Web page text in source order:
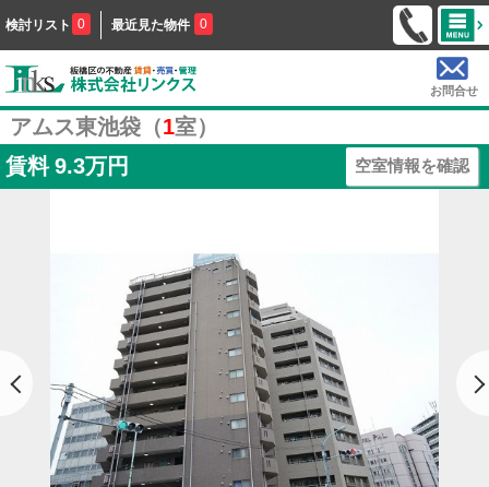
検討リスト 0 最近見た物件 0
お問合せ
アムス東池袋（1室）
賃料 9.3万円 空室情報を確認